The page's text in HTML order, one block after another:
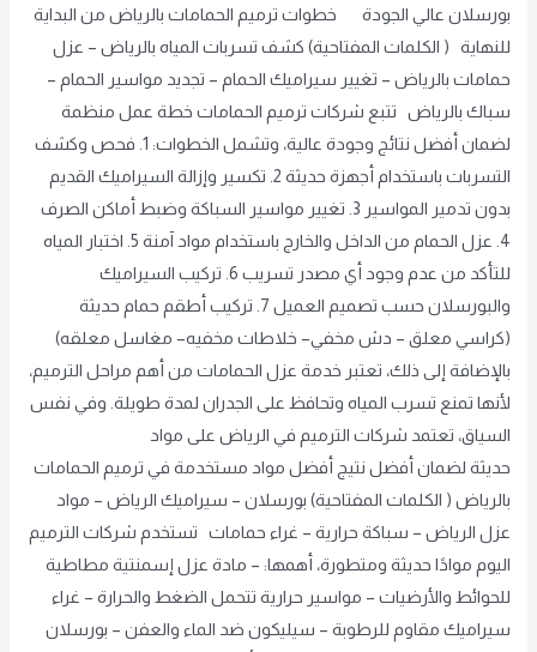
بورسلان عالي الجودة خطوات ترميم الحمامات بالرياض من البداية
للنهاية ( الكلمات المفتاحية) كشف تسربات المياه بالرياض – عزل
حمامات بالرياض – تغيير سيراميك الحمام – تجديد مواسير الحمام –
سباك بالرياض تتبع شركات ترميم الحمامات خطة عمل منظمة
لضمان أفضل نتائج وجودة عالية، وتشمل الخطوات: 1. فحص وكشف
التسربات باستخدام أجهزة حديثة 2. تكسير وإزالة السيراميك القديم
بدون تدمير المواسير 3. تغيير مواسير السباكة وضبط أماكن الصرف
4. عزل الحمام من الداخل والخارج باستخدام مواد آمنة 5. اختبار المياه
للتأكد من عدم وجود أي مصدر تسريب 6. تركيب السيراميك
والبورسلان حسب تصميم العميل 7. تركيب أطقم حمام حديثة
(كراسي معلق – دش مخفي– خلاطات مخفيه– مغاسل معلقه)
بالإضافة إلى ذلك، تعتبر خدمة عزل الحمامات من أهم مراحل الترميم،
لأنها تمنع تسرب المياه وتحافظ على الجدران لمدة طويلة. وفي نفس
السياق، تعتمد شركات الترميم في الرياض على مواد
حديثة لضمان أفضل نتيج أفضل مواد مستخدمة في ترميم الحمامات
بالرياض ( الكلمات المفتاحية) بورسلان – سيراميك الرياض – مواد
عزل الرياض – سباكة حرارية – غراء حمامات تستخدم شركات الترميم
اليوم موادًا حديثة ومتطورة، أهمها: – مادة عزل إسمنتية مطاطية
للحوائط والأرضيات – مواسير حرارية تتحمل الضغط والحرارة – غراء
سيراميك مقاوم للرطوبة – سيليكون ضد الماء والعفن – بورسلان